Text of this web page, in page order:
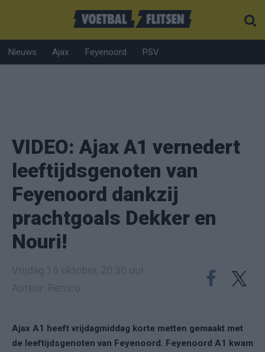
Nieuws Ajax Feyenoord PSV
VIDEO: Ajax A1 vernedert
leeftijdsgenoten van
Feyenoord dankzij
prachtgoals Dekker en
Nouri!
Ajax A1 heeft vrijdagmiddag korte metten gemaakt met
de leeftijdsgenoten van Feyenoord. Feyenoord A1 kwam